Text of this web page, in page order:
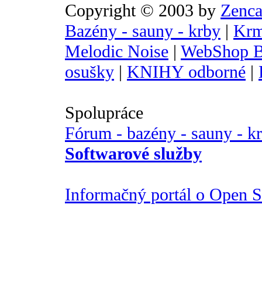
Copyright © 2003 by
Bazény - sauny - krby |
Melodic Noise | WebShop
osušky | KNIHY odborné |
Spolupráce
Fórum - bazény - sauny -
Softwarové služby
Informačný portál o Open